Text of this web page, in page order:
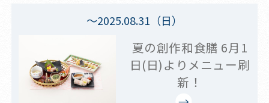
～2025.08.31（日）
夏の創作和食膳 6月1
日(日)よりメニュー刷
新！